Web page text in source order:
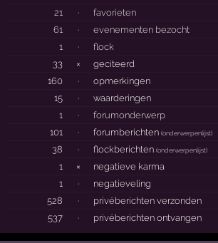
21
·
favorieten
61
·
evenementen bezocht
1
·
flock
33
×
geciteerd
160
·
opmerkingen
15
·
waarderingen
1
·
forumonderwerp
101
· forumberichten(onderwerpenlijst)
38 · flockberichten(onderwerpenlijst)
1 ×
negatieve karma
1
·
negatieveling
528
·
privéberichten verzonden
537
· privéberichten ontvangen